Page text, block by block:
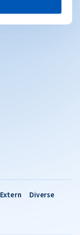
Extern Diverse